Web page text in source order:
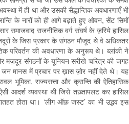
में ही था और उसकी सैद्धान्तिक अवधारणाएँ भी
के नारों को ही आगे बढ़ाते हुए ओवन, सेंट सिमों
राजनीतिक वर्ग संघर्ष के ज़रिये हासिल
के जिस प्रकार के संगठन मौजूद थे वे अधिकतर
परिवर्तन की अवधारणा के अनुरूप थे। ब्लांकी ने
मज़दूर संगठनों के यूनियन सरीखे चरित्र की जगह
मानस में प्रचार पर ख़ास ज़ोर नहीं देते थे। यह
भूमिका, राज्यसत्ता और क्रान्ति की ऐतिहासिक
आदर्श व्यवस्था थी जिसे तख़्तापलट कर हासिल
होता था। ‘लीग ऑफ़ जस्ट’ का भी उद्भव इस